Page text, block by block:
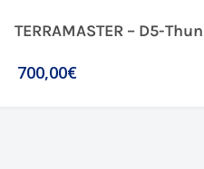
TERRAMASTER – D5-
700,00€